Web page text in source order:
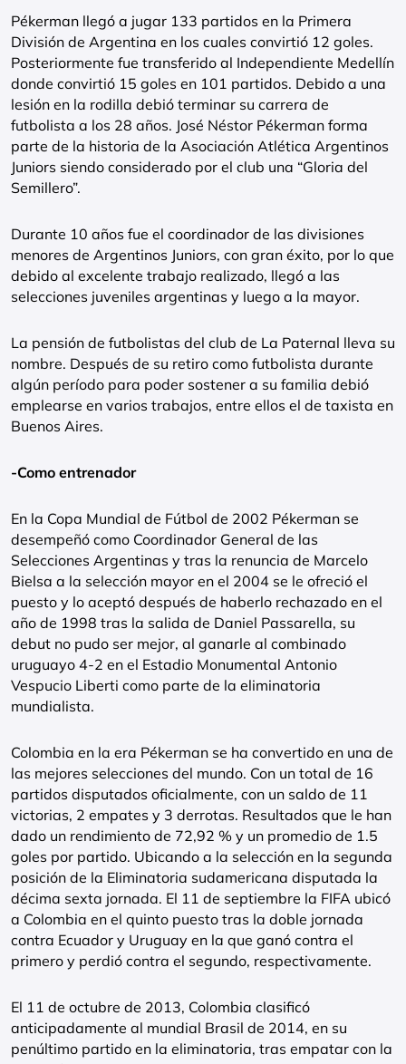
Pékerman llegó a jugar 133 partidos en la Primera
División de Argentina en los cuales convirtió 12 goles.
Posteriormente fue transferido al Independiente Medellín
donde convirtió 15 goles en 101 partidos. Debido a una
lesión en la rodilla debió terminar su carrera de
futbolista a los 28 años. José Néstor Pékerman forma
parte de la historia de la Asociación Atlética Argentinos
Juniors siendo considerado por el club una “Gloria del
Semillero”.
Durante 10 años fue el coordinador de las divisiones
menores de Argentinos Juniors, con gran éxito, por lo que
debido al excelente trabajo realizado, llegó a las
selecciones juveniles argentinas y luego a la mayor.
La pensión de futbolistas del club de La Paternal lleva su
nombre. Después de su retiro como futbolista durante
algún período para poder sostener a su familia debió
emplearse en varios trabajos, entre ellos el de taxista en
Buenos Aires.
-Como entrenador
En la Copa Mundial de Fútbol de 2002 Pékerman se
desempeñó como Coordinador General de las
Selecciones Argentinas y tras la renuncia de Marcelo
Bielsa a la selección mayor en el 2004 se le ofreció el
puesto y lo aceptó después de haberlo rechazado en el
año de 1998 tras la salida de Daniel Passarella, su
debut no pudo ser mejor, al ganarle al combinado
uruguayo 4-2 en el Estadio Monumental Antonio
Vespucio Liberti como parte de la eliminatoria
mundialista.
Colombia en la era Pékerman se ha convertido en una de
las mejores selecciones del mundo. Con un total de 16
partidos disputados oficialmente, con un saldo de 11
victorias, 2 empates y 3 derrotas. Resultados que le han
dado un rendimiento de 72,92 % y un promedio de 1.5
goles por partido. Ubicando a la selección en la segunda
posición de la Eliminatoria sudamericana disputada la
décima sexta jornada. El 11 de septiembre la FIFA ubicó
a Colombia en el quinto puesto tras la doble jornada
contra Ecuador y Uruguay en la que ganó contra el
primero y perdió contra el segundo, respectivamente.
El 11 de octubre de 2013, Colombia clasificó
anticipadamente al mundial Brasil de 2014, en su
penúltimo partido en la eliminatoria, tras empatar con la